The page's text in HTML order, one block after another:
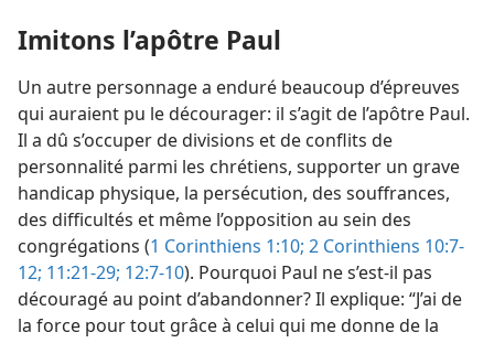
Imitons l’apôtre Paul
Un autre personnage a enduré beaucoup d’épreuves
qui auraient pu le décourager: il s’agit de l’apôtre Paul.
Il a dû s’occuper de divisions et de conflits de
personnalité parmi les chrétiens, supporter un grave
handicap physique, la persécution, des souffrances,
des difficultés et même l’opposition au sein des
congrégations (1 Corinthiens 1:10; 2 Corinthiens 10:7-
12; 11:21-29; 12:7-10). Pourquoi Paul ne s’est-​il pas
découragé au point d’abandonner? Il explique: “J’ai de
la force pour tout grâce à celui qui me donne de la